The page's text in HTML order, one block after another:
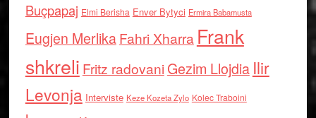
Buçpapaj Elmi Berisha Enver Bytyci Ermira Babamusta
Eugjen MerlikaFahri Xharra Frank
shkreli Fritz radovaniGezim Llojdia Ilir
Levonja Interviste Keze Kozeta Zylo Kolec Traboini